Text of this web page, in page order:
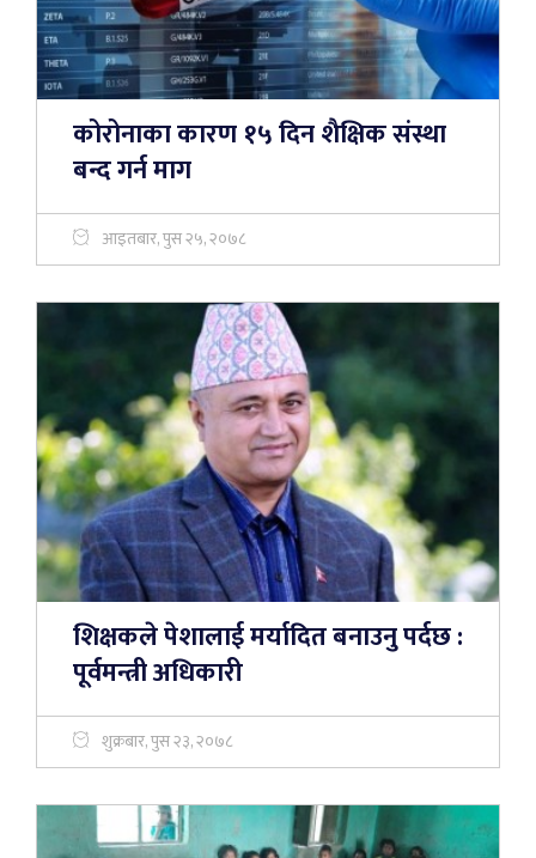
कोरोनाका कारण १५ दिन शैक्षिक संस्था
बन्द गर्न माग
आइतबार, पुस २५, २०७८
शिक्षकले पेशालाई मर्यादित बनाउनु पर्दछ :
पूर्वमन्त्री अधिकारी
शुक्रबार, पुस २३, २०७८